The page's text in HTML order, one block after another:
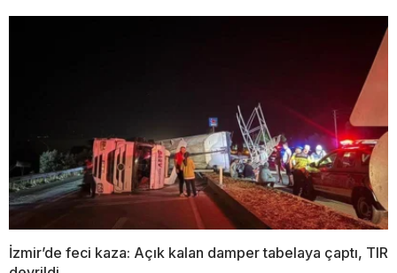
İzmir’de feci kaza: Açık kalan damper tabelaya çaptı, TIR